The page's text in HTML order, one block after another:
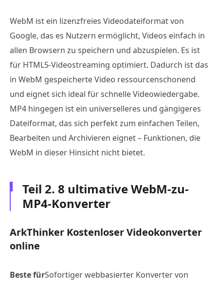
WebM ist ein lizenzfreies Videodateiformat von
Google, das es Nutzern ermöglicht, Videos einfach in
allen Browsern zu speichern und abzuspielen. Es ist
für HTML5-Videostreaming optimiert. Dadurch ist das
in WebM gespeicherte Video ressourcenschonend
und eignet sich ideal für schnelle Videowiedergabe.
MP4 hingegen ist ein universelleres und gängigeres
Dateiformat, das sich perfekt zum einfachen Teilen,
Bearbeiten und Archivieren eignet – Funktionen, die
WebM in dieser Hinsicht nicht bietet.
Teil 2. 8 ultimative WebM-zu-
MP4-Konverter
ArkThinker Kostenloser Videokonverter
online
Beste fürSofortiger webbasierter Konverter von